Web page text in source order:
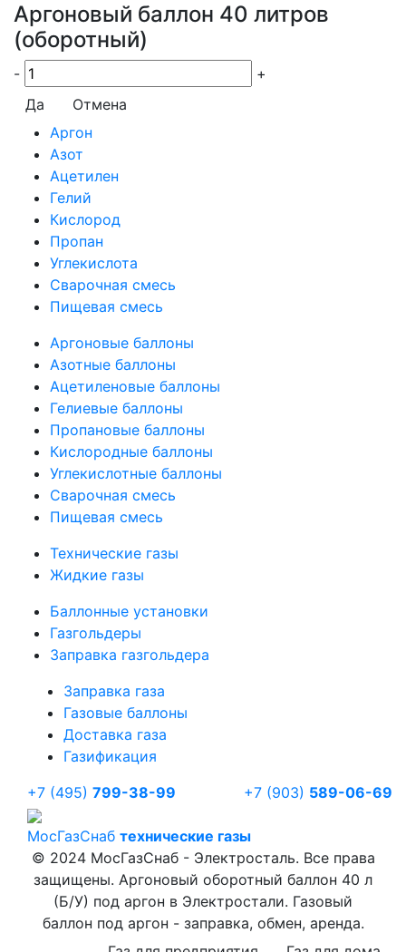
Аргоновый баллон 40 литров
(оборотный)
-
+
Да
Отмена
Аргон
Азот
Ацетилен
Гелий
Кислород
Пропан
Углекислота
Сварочная смесь
Пищевая смесь
Аргоновые баллоны
Азотные баллоны
Ацетиленовые баллоны
Гелиевые баллоны
Пропановые баллоны
Кислородные баллоны
Углекислотные баллоны
Сварочная смесь
Пищевая смесь
Технические газы
Жидкие газы
Баллонные установки
Газгольдеры
Заправка газгольдера
Заправка газа
Газовые баллоны
Доставка газа
Газификация
+7 (495) 799-38-99 +7 (903) 589-06-69
МосГазСнаб технические газы
© 2024 МосГазСнаб - Электросталь. Все права
защищены. Аргоновый оборотный баллон 40 л
(Б/У) под аргон в Электростали. Газовый
баллон под аргон - заправка, обмен, аренда.